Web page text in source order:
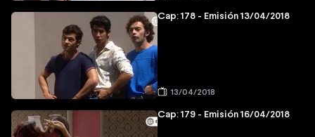
Cap: 178 - Emisión 13/04/2018
13/04/2018
Cap: 179 - Emisión 16/04/2018